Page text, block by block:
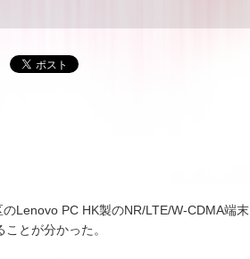
Lenovo PC HK製のNR/LTE/W-CDMA端末
とが分かった。